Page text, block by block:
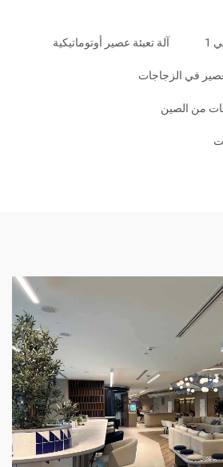
آلة تعبئة عصير أوتوماتيكية
في الزجاجات
من الصين